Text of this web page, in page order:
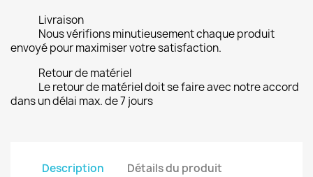
Livraison
Nous vérifions minutieusement chaque produit
envoyé pour maximiser votre satisfaction.
Retour de matériel
Le retour de matériel doit se faire avec notre accord
dans un délai max. de 7 jours
Description Détails du produit